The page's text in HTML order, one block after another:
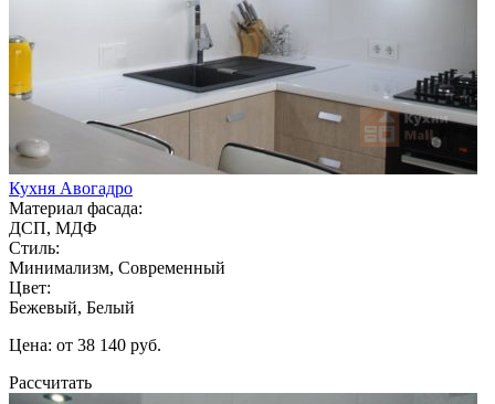
Кухня Авогадро
Материал фасада:
ДСП, МДФ
Стиль:
Минимализм, Современный
Цвет:
Бежевый, Белый
Цена: от 38 140 руб.
Рассчитать